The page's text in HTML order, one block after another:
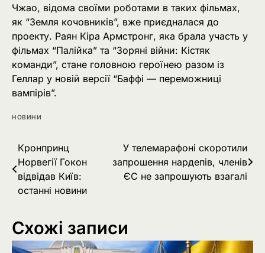
Чжао, відома своїми роботами в таких фільмах,
як “Земля кочовників”, вже приєдналася до
проекту. Раян Кіра Армстронг, яка брала участь у
фільмах “Палійка” та “Зоряні війни: Кістяк
команди”, стане головною героїнею разом із
Геллар у новій версії “Баффі — переможниці
вампірів”.
НОВИНИ
Навігація
записів
Кронпринц
Норвегії Гокон
відвідав Київ:
останні новини
У телемарафоні скоротили
запрошення нардепів, членів
ЄС не запрошують взагалі
Схожі записи